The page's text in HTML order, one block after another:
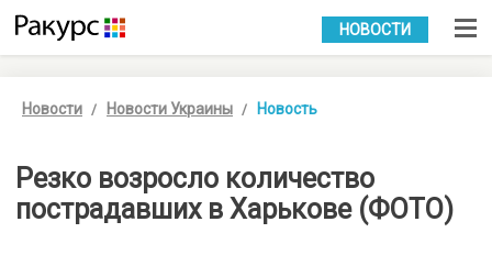
УКР РУС
НОВОСТИ
Новости Новости Украины Новость
Резко возросло количество
пострадавших в Харькове (ФОТО)